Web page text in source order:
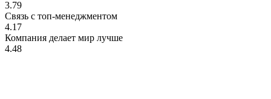
3.79
Связь с топ-менеджментом
4.17
Компания делает мир лучше
4.48